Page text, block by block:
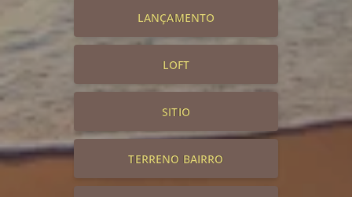
LANÇAMENTO
LOFT
SITIO
TERRENO BAIRRO